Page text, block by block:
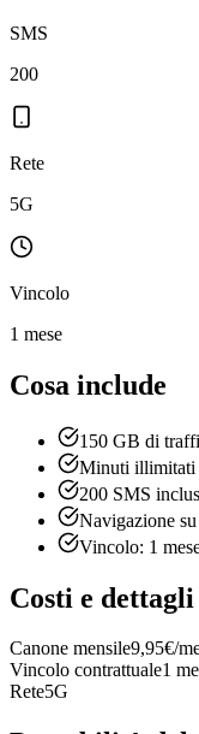
SMS
200
Rete
5G
Vincolo
1 mese
Cosa include
150 GB di
Minuti illimitati
200 SMS
Navigazione
Vincolo: 1
Costi e dettagli
Canone mensile9,95€/
Vincolo contrattuale1
Rete5G